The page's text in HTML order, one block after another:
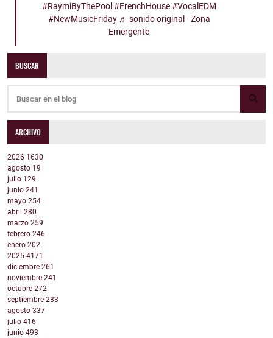
#RaymiByThePool #FrenchHouse #VocalEDM
#NewMusicFriday ♬ sonido original - Zona
Emergente
BUSCAR
ARCHIVO
2026 1630
agosto 19
julio 129
junio 241
mayo 254
abril 280
marzo 259
febrero 246
enero 202
2025 4171
diciembre 261
noviembre 241
octubre 272
septiembre 283
agosto 337
julio 416
junio 493